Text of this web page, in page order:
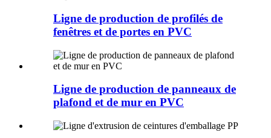
Ligne de production de profilés de
fenêtres et de portes en PVC
Ligne de production de panneaux de
plafond et de mur en PVC